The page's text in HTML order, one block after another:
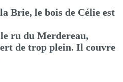
Brie, le bois de Célie est
ru du Merdereau,
de trop plein. Il couvre